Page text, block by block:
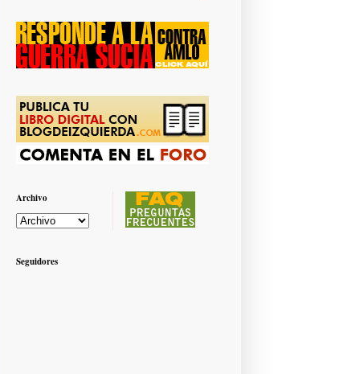
Archivo
Seguidores